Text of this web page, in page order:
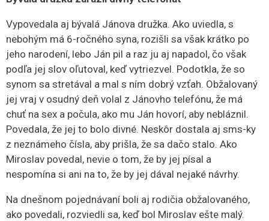
Vypovedala aj bývalá Jánova družka. Ako uviedla, s
nebohým má 6-ročného syna, rozišli sa však krátko po
jeho narodení, lebo Ján pil a raz ju aj napadol, čo však
podľa jej slov oľutoval, keď vytriezvel. Podotkla, že so
synom sa stretával a mal s ním dobrý vzťah. Obžalovaný
jej vraj v osudný deň volal z Jánovho telefónu, že má
chuť na sex a počula, ako mu Ján hovorí, aby nebláznil.
Povedala, že jej to bolo divné. Neskôr dostala aj sms-ky
z neznámeho čísla, aby prišla, že sa dačo stalo. Ako
Miroslav povedal, nevie o tom, že by jej písal a
nespomína si ani na to, že by jej dával nejaké návrhy.
Na dnešnom pojednávaní boli aj rodičia obžalovaného,
ako povedali, rozviedli sa, keď bol Miroslav ešte malý.